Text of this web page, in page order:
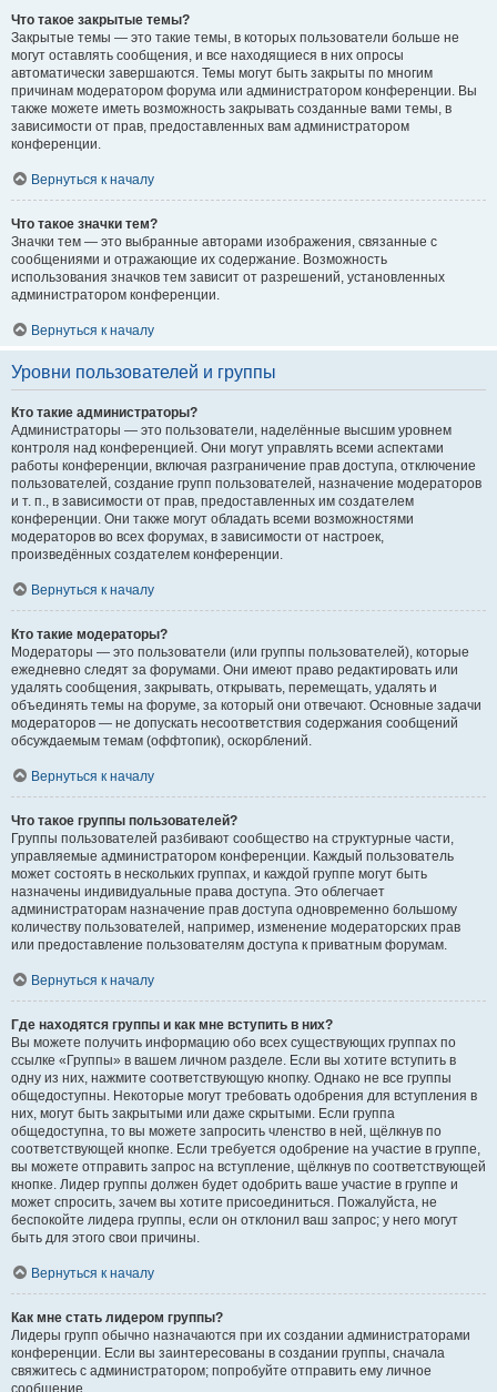
Что такое закрытые темы?
Закрытые темы — это такие темы, в которых пользователи больше не
могут оставлять сообщения, и все находящиеся в них опросы
автоматически завершаются. Темы могут быть закрыты по многим
причинам модератором форума или администратором конференции. Вы
также можете иметь возможность закрывать созданные вами темы, в
зависимости от прав, предоставленных вам администратором
конференции.
Вернуться к началу
Что такое значки тем?
Значки тем — это выбранные авторами изображения, связанные с
сообщениями и отражающие их содержание. Возможность
использования значков тем зависит от разрешений, установленных
администратором конференции.
Вернуться к началу
Уровни пользователей и группы
Кто такие администраторы?
Администраторы — это пользователи, наделённые высшим уровнем
контроля над конференцией. Они могут управлять всеми аспектами
работы конференции, включая разграничение прав доступа, отключение
пользователей, создание групп пользователей, назначение модераторов
и т. п., в зависимости от прав, предоставленных им создателем
конференции. Они также могут обладать всеми возможностями
модераторов во всех форумах, в зависимости от настроек,
произведённых создателем конференции.
Вернуться к началу
Кто такие модераторы?
Модераторы — это пользователи (или группы пользователей), которые
ежедневно следят за форумами. Они имеют право редактировать или
удалять сообщения, закрывать, открывать, перемещать, удалять и
объединять темы на форуме, за который они отвечают. Основные задачи
модераторов — не допускать несоответствия содержания сообщений
обсуждаемым темам (оффтопик), оскорблений.
Вернуться к началу
Что такое группы пользователей?
Группы пользователей разбивают сообщество на структурные части,
управляемые администратором конференции. Каждый пользователь
может состоять в нескольких группах, и каждой группе могут быть
назначены индивидуальные права доступа. Это облегчает
администраторам назначение прав доступа одновременно большому
количеству пользователей, например, изменение модераторских прав
или предоставление пользователям доступа к приватным форумам.
Вернуться к началу
Где находятся группы и как мне вступить в них?
Вы можете получить информацию обо всех существующих группах по
ссылке «Группы» в вашем личном разделе. Если вы хотите вступить в
одну из них, нажмите соответствующую кнопку. Однако не все группы
общедоступны. Некоторые могут требовать одобрения для вступления в
них, могут быть закрытыми или даже скрытыми. Если группа
общедоступна, то вы можете запросить членство в ней, щёлкнув по
соответствующей кнопке. Если требуется одобрение на участие в группе,
вы можете отправить запрос на вступление, щёлкнув по соответствующей
кнопке. Лидер группы должен будет одобрить ваше участие в группе и
может спросить, зачем вы хотите присоединиться. Пожалуйста, не
беспокойте лидера группы, если он отклонил ваш запрос; у него могут
быть для этого свои причины.
Вернуться к началу
Как мне стать лидером группы?
Лидеры групп обычно назначаются при их создании администраторами
конференции. Если вы заинтересованы в создании группы, сначала
свяжитесь с администратором; попробуйте отправить ему личное
сообщение.